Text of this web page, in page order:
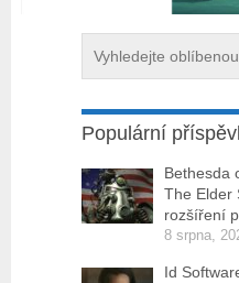
Populární
Bethesda
The Elder
rozšíření
8 srpna,
Id